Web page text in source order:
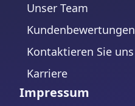
Unser Team
Kundenbewertungen
Kontaktieren Sie uns
Karriere
Impressum